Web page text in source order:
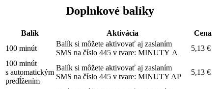
Doplnkové balíky
Balík Aktivácia
Cena
100 minút
Balík si môžete aktivovať aj zaslaním
SMS na číslo 445 v tvare: MINUTY A
5,13 €
100 minút
s automatickým
predĺžením
Balík si môžete aktivovať aj zaslaním
SMS na číslo 445 v tvare: MINUTY AP
5,13 €